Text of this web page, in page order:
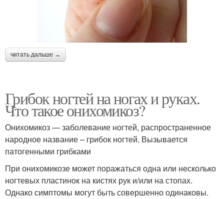
читать дальше →
Грибок ногтей на ногах и руках.
Что такое онихомикоз?
Онихомикоз — заболевание ногтей, распространенное
народное название – грибок ногтей. Вызывается
патогенными грибками
При онихомикозе может поражаться одна или несколько
ногтевых пластинок на кистях рук и/или на стопах.
Однако симптомы могут быть совершенно одинаковы.